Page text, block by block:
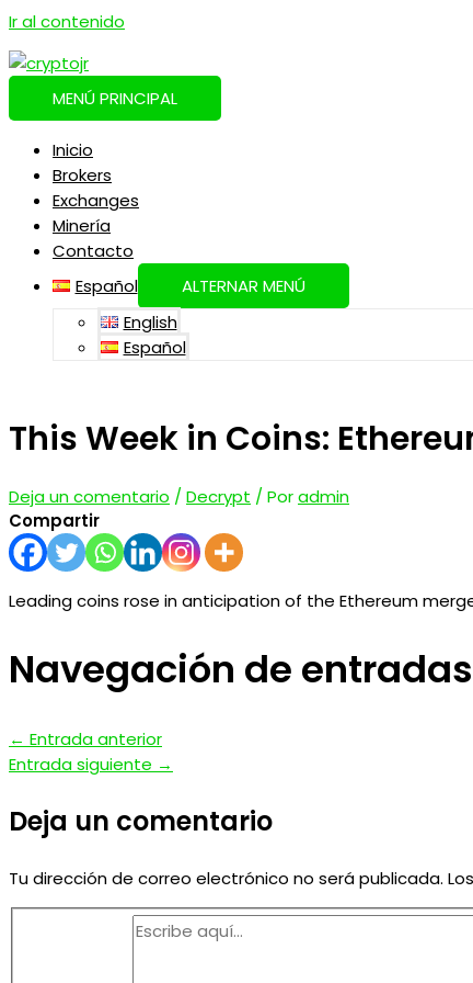
Ir al contenido
MENÚ PRINCIPAL
Inicio
Brokers
Exchanges
Minería
Contacto
Español
ALTERNAR MENÚ
English
Español
This Week in Coins:
Deja un comentario /Decrypt / Poradmin
Compartir
Leading coins rose in anticipation of the Ethereum
Navegación de entradas
← Entrada anterior
Entrada siguiente →
Deja un comentario
Tu dirección de correo electrónico no será publicada.